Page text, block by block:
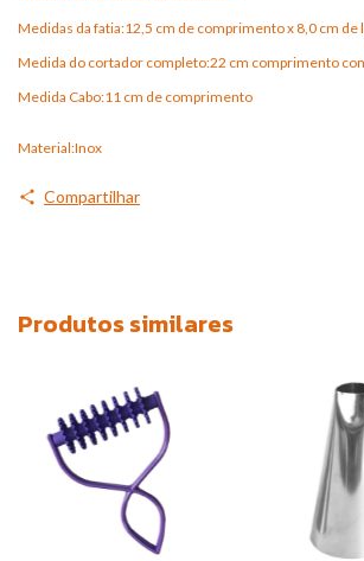
Medidas da fatia:12,5 cm de comprimento x 8,0 cm de
Medida do cortador completo:22 cm comprimento
Medida Cabo:11 cm de comprimento
Material:Inox
Compartilhar
Produtos similares